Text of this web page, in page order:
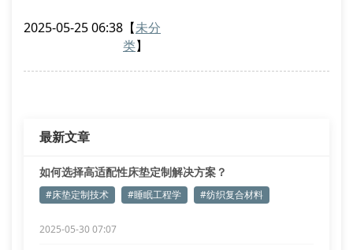
1. 了解床垫材质是关键
2025-05-25 06:38 【未分
类】
最新文章
如何选择高适配性床垫定制解决方案？
#床垫定制技术 #睡眠工程学 #纺织复合材料
2025-05-30 07:07